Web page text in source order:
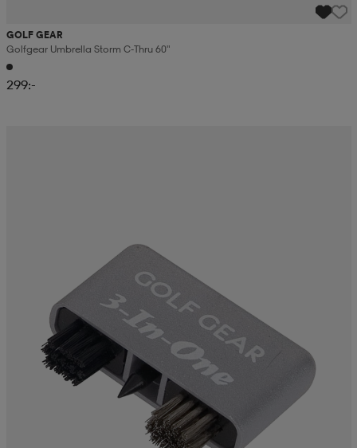
GOLF GEAR
Golfgear Umbrella Storm C-Thru 60"
299:-